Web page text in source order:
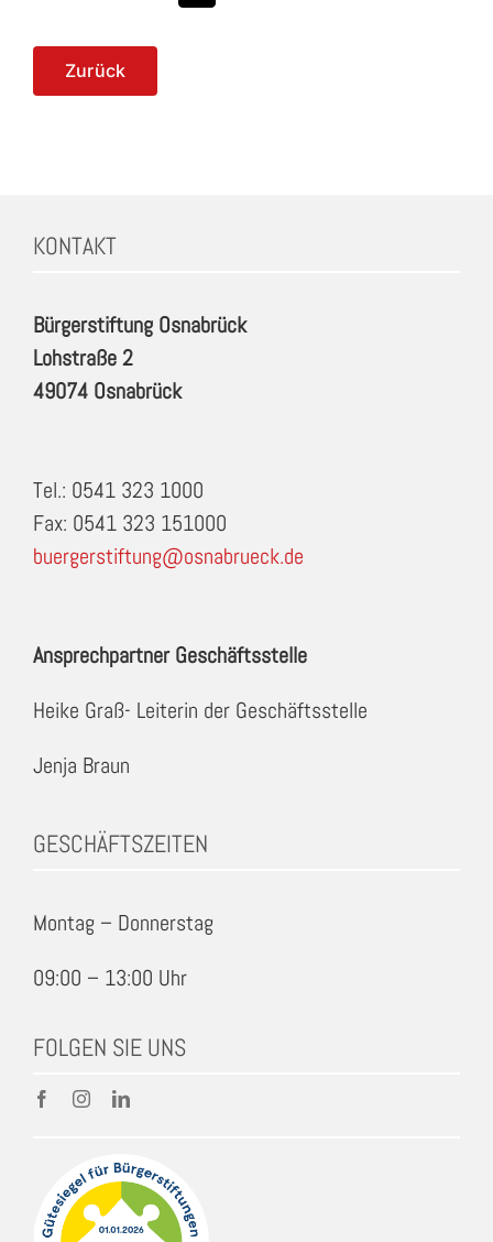
Zurück
KONTAKT
Bürgerstiftung Osnabrück
Lohstraße 2
49074 Osnabrück
Tel.: 0541 323 1000
Fax: 0541 323 151000
buergerstiftung@osnabrueck.de
Ansprechpartner Geschäftsstelle
Heike Graß- Leiterin der Geschäftsstelle
Jenja Braun
GESCHÄFTSZEITEN
Montag – Donnerstag
09:00 – 13:00 Uhr
FOLGEN SIE UNS